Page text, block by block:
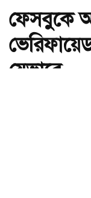
ফেসবুকে
যেভাবে